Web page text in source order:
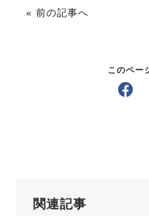
« 前の記事へ
このペー
関連記事